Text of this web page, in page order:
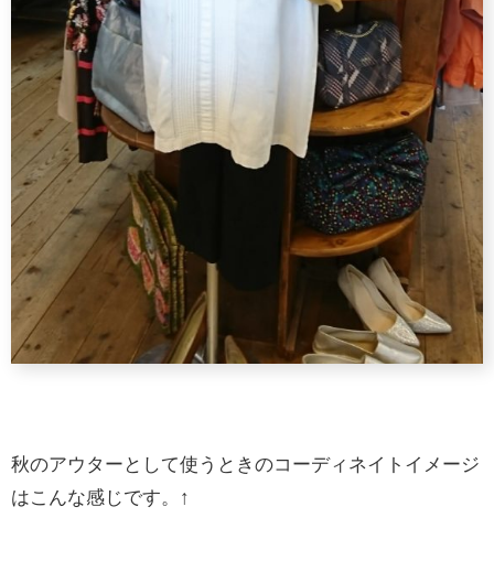
秋のアウターとして使うときのコーディネイトイメージ
はこんな感じです。↑